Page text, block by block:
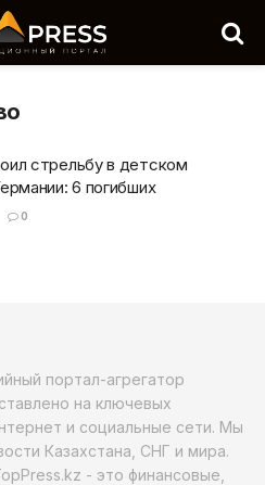
стрельбу в детском
6 погибших
0
портал-агрегатор
на ключевых
и социальные сети. Мы
Казахстана, СНГ и мира.
- это финансовые,